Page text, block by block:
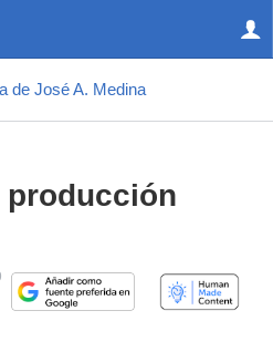
de José A. Medina
producción